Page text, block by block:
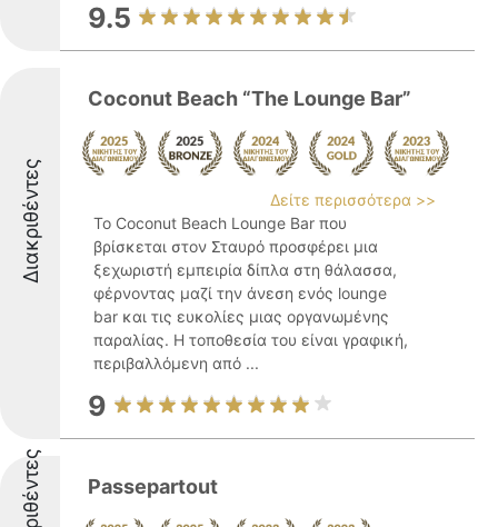
9.5
Διακριθέντες
Coconut Beach “The Lounge Bar”
Δείτε περισσότερα >>
Το Coconut Beach Lounge Bar που
βρίσκεται στον Σταυρό προσφέρει μια
ξεχωριστή εμπειρία δίπλα στη θάλασσα,
φέρνοντας μαζί την άνεση ενός lounge
bar και τις ευκολίες μιας οργανωμένης
παραλίας. Η τοποθεσία του είναι γραφική,
περιβαλλόμενη από ...
9
Passepartout